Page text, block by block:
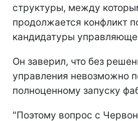
структуры, между
продолжается конфликт
кандидатуры
Он заверил, что без
управления невозможно
полноценному запуску
"Поэтому вопрос с